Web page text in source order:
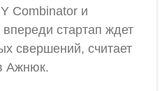
Combinator и
стартап ждет
свершений, считает
Ажнюк.